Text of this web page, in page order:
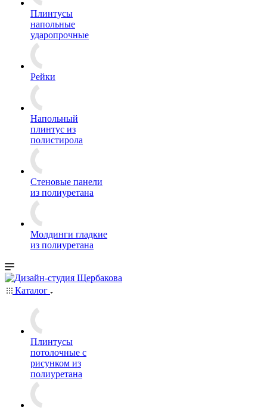
Плинтусы
напольные
ударопрочные
Рейки
Напольный
плинтус из
полистирола
Стеновые панели
из полиуретана
Молдинги гладкие
из полиуретана
Каталог
Плинтусы
потолочные с
рисунком из
полиуретана